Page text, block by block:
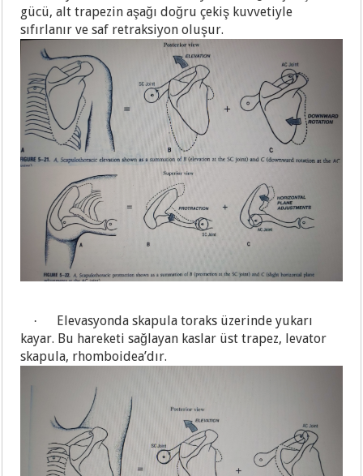
gücü, alt trapezin aşağı doğru çekiş kuvvetiyle
sıfırlanır ve saf retraksiyon oluşur.
·
Elevasyonda skapula toraks üzerinde yukarı
kayar. Bu hareketi sağlayan kaslar üst trapez, levator
skapula, rhomboidea’dır.